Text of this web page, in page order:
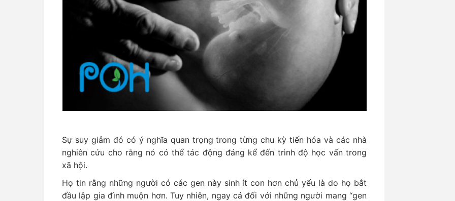
Sự suy giảm đó có ý nghĩa quan trọng trong từng chu kỳ tiến hóa và các nhà
nghiên cứu cho rằng nó có thể tác động đáng kể đến trình độ học vấn trong
xã hội.
Họ tin rằng những người có các gen này sinh ít con hơn chủ yếu là do họ bắt
đầu lập gia đình muộn hơn. Tuy nhiên, ngay cả đối với những người mang “gen